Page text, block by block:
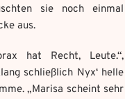
sie noch einmal
aus.
hat Recht, Leute.“,
schließlich Nyx‘ helle
„Marisa scheint sehr